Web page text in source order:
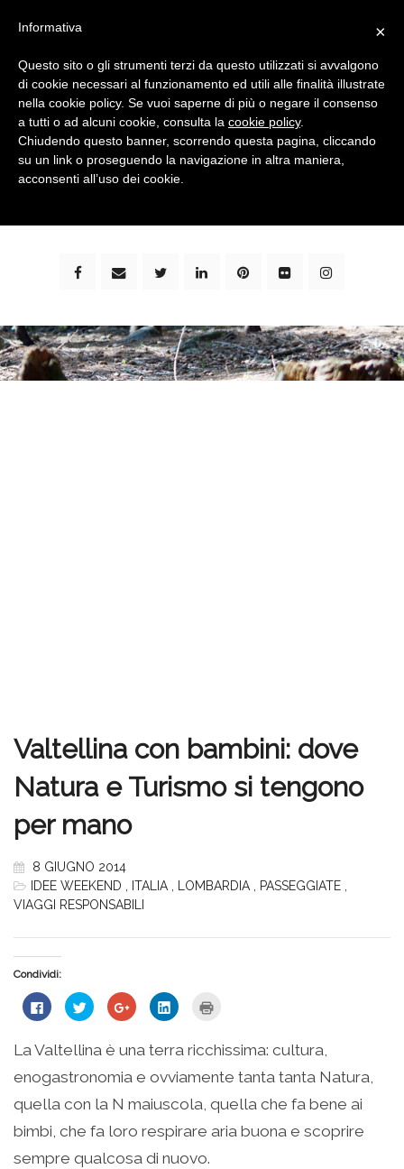
bimbi e viaggi - family travel blog: community #1 in
Valtellina con bambini: dove
Natura e Turismo si tengono
per mano
8 GIUGNO 2014
IDEE WEEKEND
ITALIA LOMBARDIA PASSEGGIATE
VIAGGI RESPONSABILI
Condividi:
Fai
clic
su
Facebook
apre
in
una
nuova
finestra)
Fai
clic
condividere
su
Twitter
(Si
in
una
nuova
finestra)
Fai
clic
condividere
su
(Si
in
una
finestra)
Fai
clic
condividere
su
LinkedIn
(Si
in
una
nuova
finestra)
stampare
(Si
apre
in
nuova
finestra)
La Valtellina è una terra ricchissima: cultura,
enogastronomia e ovviamente tanta tanta Natura,
quella con la N maiuscola, quella che fa bene ai
bimbi, che fa loro respirare aria buona e scoprire
sempre qualcosa di nuovo.
×
Informativa
Questo sito o gli strumenti terzi da questo utilizzati si avvalgono
di cookie necessari al funzionamento ed utili alle finalità illustrate
nella cookie policy. Se vuoi saperne di più o negare il consenso
a tutti o ad alcuni cookie, consulta la cookie policy.
Chiudendo questo banner, scorrendo questa pagina, cliccando
su un link o proseguendo la navigazione in altra maniera,
acconsenti all’uso dei cookie.